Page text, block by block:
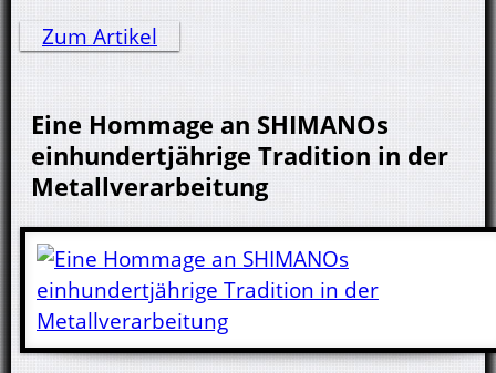
Zum Artikel
Eine Hommage an SHIMANOs
einhundertjährige Tradition in der
Metallverarbeitung